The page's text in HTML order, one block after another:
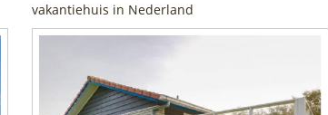
vakantiehuis in Nederland